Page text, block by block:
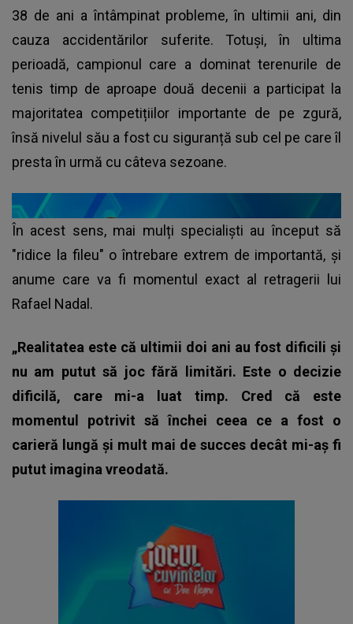
38 de ani a întâmpinat probleme, în ultimii ani, din
cauza accidentărilor suferite. Totuși, în ultima
perioadă, campionul care a dominat terenurile de
tenis timp de aproape două decenii a participat la
majoritatea competițiilor importante de pe zgură,
însă nivelul său a fost cu siguranță sub cel pe care îl
presta în urmă cu câteva sezoane.
În acest sens, mai mulți specialiști au început să
"ridice la fileu" o întrebare extrem de importantă, și
anume care va fi momentul exact al retragerii lui
Rafael Nadal.
„Realitatea este că ultimii doi ani au fost dificili şi
nu am putut să joc fără limitări. Este o decizie
dificilă, care mi-a luat timp. Cred că este
momentul potrivit să închei ceea ce a fost o
carieră lungă şi mult mai de succes decât mi-aş fi
putut imagina vreodată.